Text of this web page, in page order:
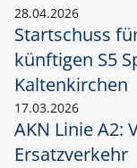
28.04.2026
Startschuss
künftigen S5
Kaltenkirchen
17.03.2026
AKN Linie A2:
Ersatzverkehr